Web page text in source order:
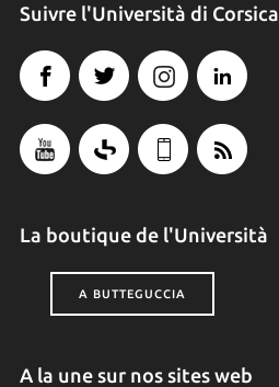
Suivre l'Università di Corsica
La boutique de l'Università
A BUTTEGUCCIA
A la une sur nos sites web